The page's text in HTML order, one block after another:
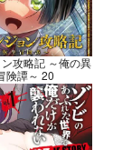
夏色しずく
5年目の放課後
攻略記 ～俺の異
険譚～ 20